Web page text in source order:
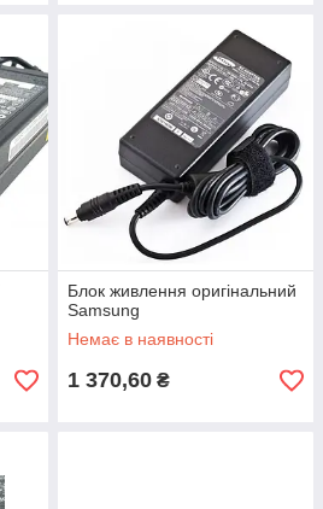
Блок живлення оригінальний
Samsung
Немає в наявності
1 370,60 ₴